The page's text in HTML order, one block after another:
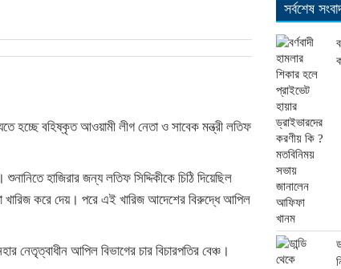
হচ্ছে বহিষ্কৃত আওয়ামী লীগ নেতা ও সাবেক মন্ত্রী লতিফ
হাজিরার জন্য লতিফ সিদ্দিকীকে চিঠি দিয়েছিল
খারিজ করে দেয়। পরে এই খারিজ আদেশের বিরুদ্ধে আপিল
নেতৃত্বাধীন আপিল বিভাগের চার বিচারপতির বেঞ্চ।
সর্বশেষ